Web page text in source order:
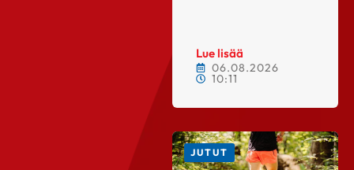
Lue lisää
06.08.2026
10:11
JUTUT